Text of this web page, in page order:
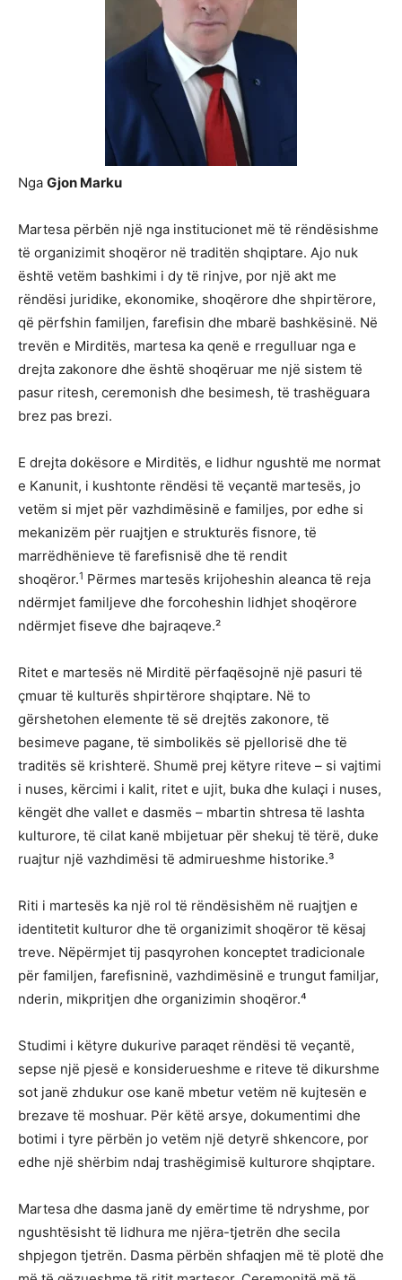
Nga Gjon Marku
Martesa përbën një nga institucionet më të rëndësishme
të organizimit shoqëror në traditën shqiptare. Ajo nuk
është vetëm bashkimi i dy të rinjve, por një akt me
rëndësi juridike, ekonomike, shoqërore dhe shpirtërore,
që përfshin familjen, farefisin dhe mbarë bashkësinë. Në
trevën e Mirditës, martesa ka qenë e rregulluar nga e
drejta zakonore dhe është shoqëruar me një sistem të
pasur ritesh, ceremonish dhe besimesh, të trashëguara
brez pas brezi.
E drejta dokësore e Mirditës, e lidhur ngushtë me normat
e Kanunit, i kushtonte rëndësi të veçantë martesës, jo
vetëm si mjet për vazhdimësinë e familjes, por edhe si
mekanizëm për ruajtjen e strukturës fisnore, të
marrëdhënieve të farefisnisë dhe të rendit
shoqëror.1 Përmes martesës krijoheshin aleanca të reja
ndërmjet familjeve dhe forcoheshin lidhjet shoqërore
ndërmjet fiseve dhe bajraqeve.²
Ritet e martesës në Mirditë përfaqësojnë një pasuri të
çmuar të kulturës shpirtërore shqiptare. Në to
gërshetohen elemente të së drejtës zakonore, të
besimeve pagane, të simbolikës së pjellorisë dhe të
traditës së krishterë. Shumë prej këtyre riteve – si vajtimi
i nuses, kërcimi i kalit, ritet e ujit, buka dhe kulaçi i nuses,
këngët dhe vallet e dasmës – mbartin shtresa të lashta
kulturore, të cilat kanë mbijetuar për shekuj të tërë, duke
ruajtur një vazhdimësi të admirueshme historike.³
Riti i martesës ka një rol të rëndësishëm në ruajtjen e
identitetit kulturor dhe të organizimit shoqëror të kësaj
treve. Nëpërmjet tij pasqyrohen konceptet tradicionale
për familjen, farefisninë, vazhdimësinë e trungut familjar,
nderin, mikpritjen dhe organizimin shoqëror.⁴
Studimi i këtyre dukurive paraqet rëndësi të veçantë,
sepse një pjesë e konsiderueshme e riteve të dikurshme
sot janë zhdukur ose kanë mbetur vetëm në kujtesën e
brezave të moshuar. Për këtë arsye, dokumentimi dhe
botimi i tyre përbën jo vetëm një detyrë shkencore, por
edhe një shërbim ndaj trashëgimisë kulturore shqiptare.
Martesa dhe dasma janë dy emërtime të ndryshme, por
ngushtësisht të lidhura me njëra-tjetrën dhe secila
shpjegon tjetrën. Dasma përbën shfaqjen më të plotë dhe